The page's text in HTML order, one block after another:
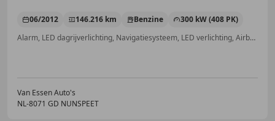
06/2012 146.216 km Benzine
300 kW (408 PK)
Alarm, LED dagrijverlichting, Navigatiesysteem, LED verlichting, Airbag bestuurder, Dodehoekdetectie, Head-up display, Stoelverwarming
Van Essen Auto's
NL-8071 GD NUNSPEET